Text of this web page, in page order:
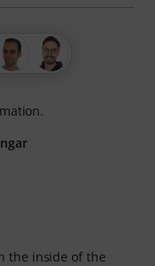
the inside of the